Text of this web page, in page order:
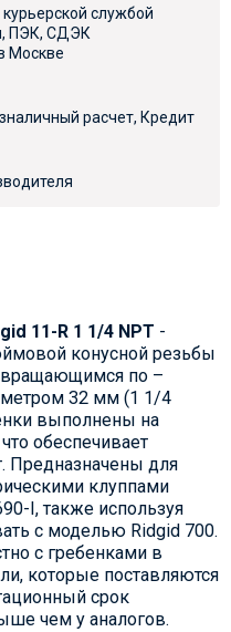
службой
ПЭК, СДЭК
Москве
расчет, Кредит
11-R 1 1/4 NPT -
конусной резьбы
вращающимся по –
32 мм (1 1/4
выполнены на
обеспечивает
Предназначены для
клуппами
I, также используя
с моделью Ridgid 700.
с гребенками в
которые поставляются
срок
чем у аналогов.